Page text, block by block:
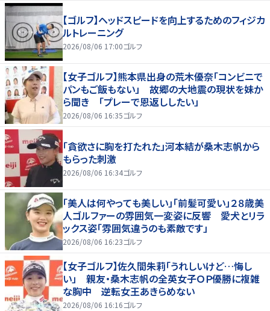
【ゴルフ】ヘッドスピードを向上するためのフィジカ
ルトレーニング
2026/08/06 17:00ゴルフ
【女子ゴルフ】熊本県出身の荒木優奈「コンビニで
パンもご飯もない」 故郷の大地震の現状を妹か
ら聞き 「プレーで恩返ししたい」
2026/08/06 16:35ゴルフ
「貪欲さに胸を打たれた」河本結が桑木志帆から
もらった刺激
2026/08/06 16:34ゴルフ
「美人は何やっても美しい」「前髪可愛い」２８歳美
人ゴルファーの雰囲気一変姿に反響 愛犬とリラ
ックス姿「雰囲気違うのも素敵です」
2026/08/06 16:23ゴルフ
【女子ゴルフ】佐久間朱莉「うれしいけど…悔し
い」 親友・桑木志帆の全英女子ＯＰ優勝に複雑
な胸中 逆転女王あきらめない
2026/08/06 16:16ゴルフ